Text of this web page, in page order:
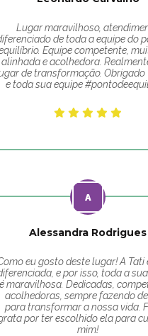
Lugar maravilhoso,
de toda a equipe do
Equipe competente,
alinhada e acolhedora.
de transformação. Obrigado
e toda sua equipe
Alessandra Rodrigues
eu gosto deste lugar! A Tati
e por isso, toda a
é maravilhosa. Dedicadas,
acolhedoras, sempre fazendo
para transformar a nossa vida.
por ter escolhido ela para
mim!